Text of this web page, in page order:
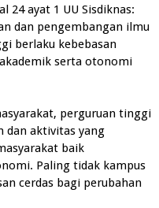
24 ayat 1 UU Sisdiknas:
dan pengembangan ilmu
berlaku kebebasan
serta otonomi
perguruan tinggi
dan aktivitas yang
baik
Paling tidak kampus
cerdas bagi perubahan